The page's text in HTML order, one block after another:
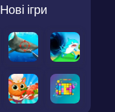
Нові ігри